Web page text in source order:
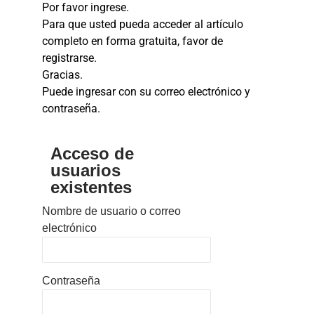
Por favor ingrese.
Para que usted pueda acceder al artículo
completo en forma gratuita, favor de
registrarse.
Gracias.
Puede ingresar con su correo electrónico y
contraseña.
Acceso de
usuarios
existentes
Nombre de usuario o correo
electrónico
Contraseña